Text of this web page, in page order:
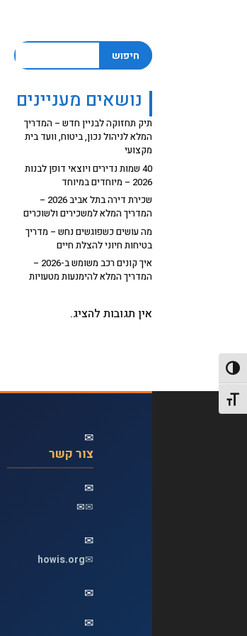
הפעל/כבה ניגודיות גבוהה
מתג גודל גופן
חיפוש
נושאים מעניינים
תיק תחזוקה לבניין חדש – המדריך
המלא לניהול נכון, ביטוח, וועד בית
מקצועי
40 שמות נדירים ויוצאי דופן לבנות
2026 – מיוחדים במיוחד
שכירת דירה בתל אביב 2026 –
המדריך המלא למשכירים ולשוכרים
מה עושים כשפוגשים נחש – מדריך
בטיחות חיוני להצלת חיים
איך קונים רכב משומש ב-2026 –
המדריך המלא להימנעות מטעויות
אין תגובות להציג.
✉
צור קשר
✉
✉
✉
✉
✉
howis.org
✉
✉